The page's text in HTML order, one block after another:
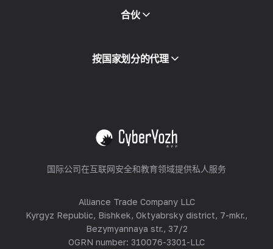
API访问
集成
合伙
合作伙伴计划
转售
按国家划分的代理
查看全部
国际公司在互联网安全和教育领域提供私人服务
Alliance Trade Company LLC
Kyrgyz Republic, Bishkek, Oktyabrsky district, 7-mkr.,
Bezymyannaya str., 37/2
OGRN number: 310076-3301-LLC